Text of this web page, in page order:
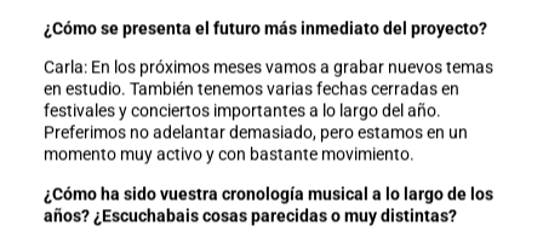
¿Cómo se presenta el futuro más inmediato del proyecto?
Carla: En los próximos meses vamos a grabar nuevos temas
en estudio. También tenemos varias fechas cerradas en
festivales y conciertos importantes a lo largo del año.
Preferimos no adelantar demasiado, pero estamos en un
momento muy activo y con bastante movimiento.
¿Cómo ha sido vuestra cronología musical a lo largo de los
años? ¿Escuchabais cosas parecidas o muy distintas?